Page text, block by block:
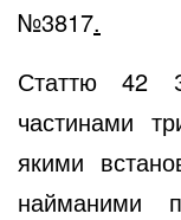
№3817.
Статтю 42
частинами
якими
найманими